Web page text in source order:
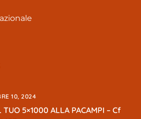
10 , 2024
TUO 5×1000 ALLA PACAMPI – Cf